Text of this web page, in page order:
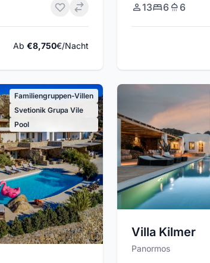
Ab €8,750€/Nacht
13 6 6
Familiengruppen-Villen
Svetionik Grupa Vile
Pool
Villa Kilmer
Panormos